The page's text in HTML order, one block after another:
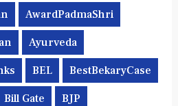
AwardPadmaShri
Ayurveda
BEL BestBekaryCase
Bill Gate BJP